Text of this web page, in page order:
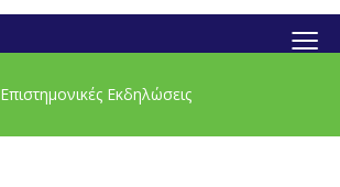
≡
Επιστημονικές Εκδηλώσεις